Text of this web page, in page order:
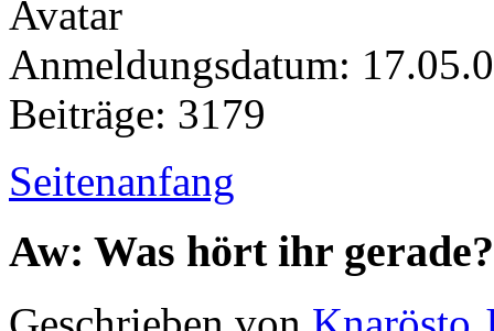
Anmeldungsdatum:
Beiträge: 3179
Seitenanfang
Aw: Was hört ihr gerade?